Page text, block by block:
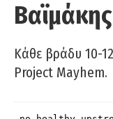
Βαϊμάκης
Κάθε βράδυ 10-
Project Mayhem.